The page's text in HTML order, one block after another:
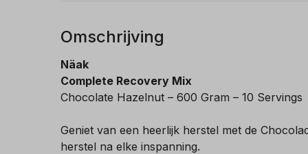
Omschrijving
Näak
Complete Recovery Mix
Chocolate Hazelnut – 600 Gram – 10 Servings
Geniet van een heerlijk herstel met de
herstel na elke inspanning.